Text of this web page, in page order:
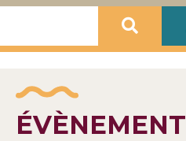
ÉVÈNEMENT